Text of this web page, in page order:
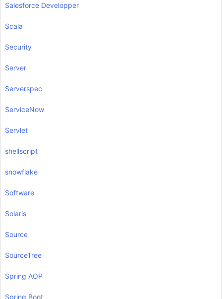
Salesforce Developper
Scala
Security
Server
Serverspec
ServiceNow
Servlet
shellscript
snowflake
Software
Solaris
Source
SourceTree
Spring AOP
Spring Boot